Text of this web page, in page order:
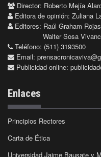
Director: Roberto Mejía
Editora de opinión: Zuliana
Editores: Raúl Graham Rojas
Walter Sosa
Teléfono: (511) 3193500
Email:
Publicidad online:
Enlaces
Principios Rectores
Carta de Ética
Universidad Jaime Bausate y